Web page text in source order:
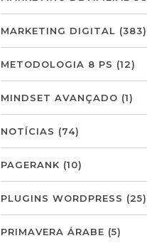
MARKETING DIGITAL (383)
METODOLOGIA 8 PS (12)
MINDSET AVANÇADO (1)
NOTÍCIAS (74)
PAGERANK (10)
PLUGINS WORDPRESS (25)
PRIMAVERA ÁRABE (5)